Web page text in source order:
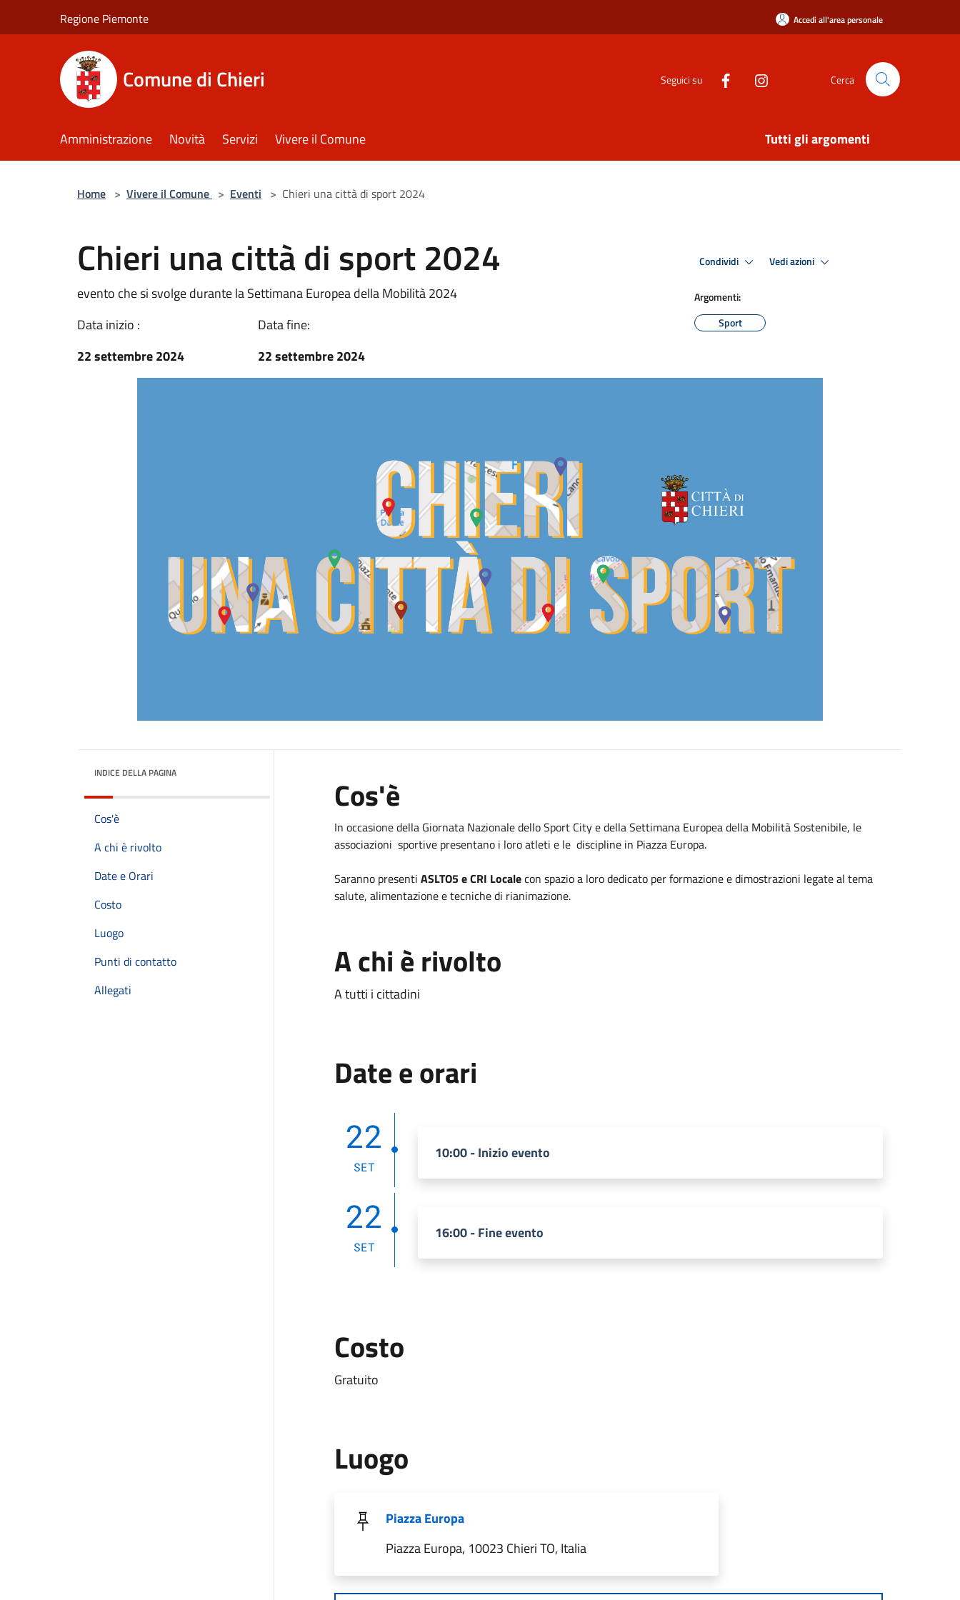
Regione Piemonte Accedi all'area personale
Comune di Chieri Seguici su Cerca
Amministrazione Novità Servizi Vivere il Comune Tutti gli argomenti
Home > Vivere il Comune > Eventi > Chieri una città di sport 2024
Chieri una città di sport 2024
evento che si svolge durante la Settimana Europea della Mobilità 2024
Data inizio :
22 settembre 2024
Data fine:
22 settembre 2024
Condividi Vedi azioni
Argomenti:
Sport
INDICE DELLA PAGINA
Cos'è
A chi è rivolto
Date e Orari
Costo
Luogo
Punti di contatto
Allegati
Cos'è
In occasione della Giornata Nazionale dello Sport City e della Settimana Europea della Mobilità Sostenibile, le
associazioni sportive presentano i loro atleti e le discipline in Piazza Europa.
Saranno presenti ASLTO5 e CRI Localecon spazio a loro dedicato per formazione e dimostrazioni legate al tema
salute, alimentazione e tecniche di rianimazione.
A chi è rivolto
A tutti i cittadini
Date e orari
22
SET
10:00 - Inizio evento
22
SET
16:00 - Fine evento
Costo
Gratuito
Luogo
Piazza Europa
Piazza Europa, 10023 Chieri TO, Italia